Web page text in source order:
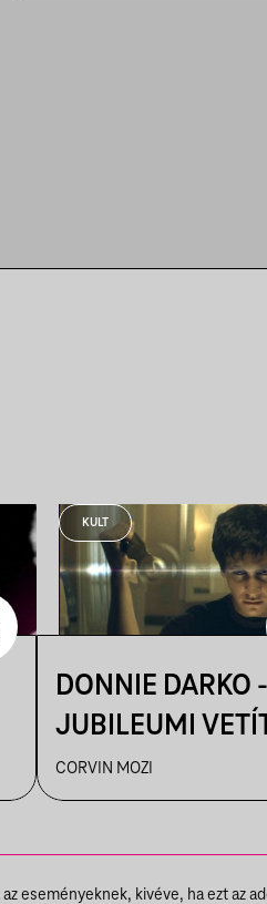
KULT
DONNIE DARKO -
JUBILEUMI
CORVIN MOZI
eseményeknek, kivéve, ha ezt az